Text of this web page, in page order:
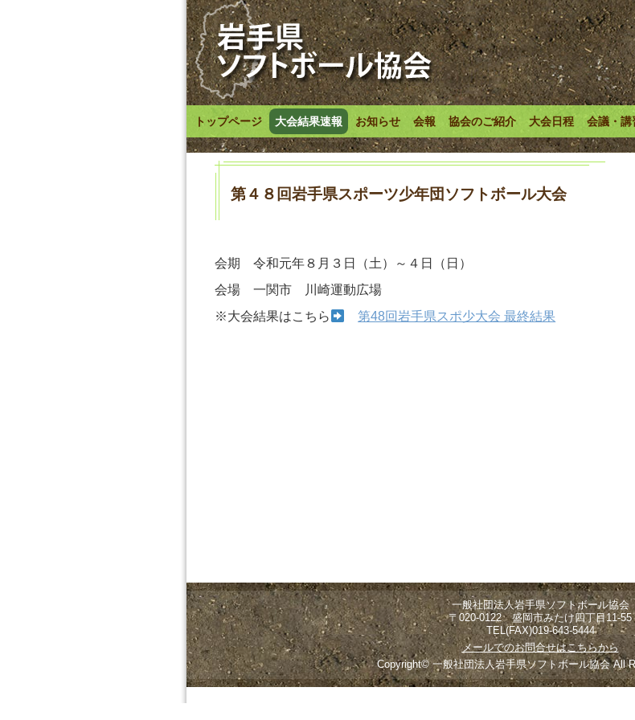
トップページ 大会結果速報 お知らせ 会報 協会のご紹介 大会日程 会議・講
第４８回岩手県スポーツ少年団ソフトボール大会
会期 令和元年８月３日（土）～４日（日）
会場 一関市 川崎運動広場
※大会結果はこちら
第48回岩手県スポ少大会 最終結果
一般社団法人岩手県ソフトボール協会
〒020-0122 盛岡市みたけ四丁目11-55
TEL(FAX)019-643-5444
メールでのお問合せはこちらから
Copyright© 一般社団法人岩手県ソフトボール協会 All